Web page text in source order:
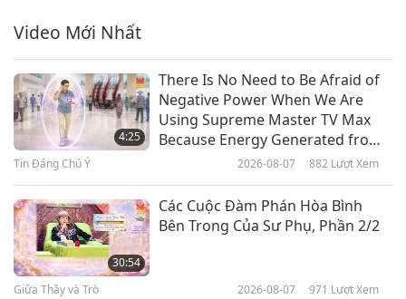
3:00
Vai Trò Của Bắc Cực Trong Hâm
Nóng Toàn Cầu
Ảnh Hưởng Của Các Sông Băng
Video Mới Nhất
4:25
There Is No Need to Be Afraid of
Negative Power When We Are
Using Supreme Master TV Max
Because Energy Generated from
It Is Far More Powerful than Any
Tin Đáng Chú Ý 2026-08-07 882 Lượt Xem
30:54
Các Cuộc Đàm Phán Hòa Bình
Bên Trong Của Sư Phụ, Phần 2/2
Giữa Thầy và Trò 2026-08-07 971 Lượt Xem